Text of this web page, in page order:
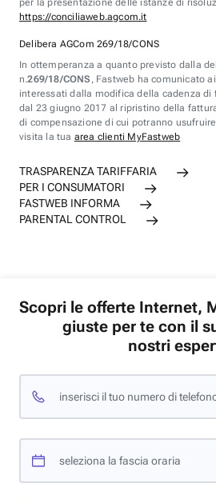
per la presentazione delle istanze di
https://conciliaweb.agcom.it
Delibera AGCom 269/18/CONS
In ottemperanza a quanto previsto dalla
n.269/18/CONS , Fastweb ha comunicato
interessati dalla modifica della cadenza
dal 23 giugno 2017 al ripristino della
di compensazione di cui potranno
visita la tua area clienti MyFastweb
TRASPARENZA TARIFFARIA
PER I CONSUMATORI
FASTWEB INFORMA
PARENTAL CONTROL
Scopri le offerte Internet,
giuste per te con il
nostri
inserisci il tuo numero di
seleziona la fascia oraria